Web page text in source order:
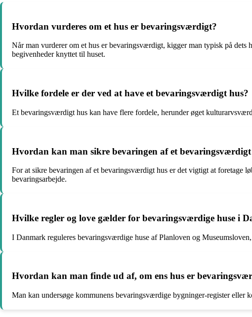
Hvordan vurderes om et hus er bevaringsværdigt?
Når man vurderer om et hus er bevaringsværdigt, kigger man typisk på
begivenheder knyttet til huset.
Hvilke fordele er der ved at have et bevaringsværdigt hus?
Et bevaringsværdigt hus kan have flere fordele, herunder øget
Hvordan kan man sikre bevaringen af et bevaringsværdigt
For at sikre bevaringen af et bevaringsværdigt hus er det vigtigt at foretage
bevaringsarbejde.
Hvilke regler og love gælder for bevaringsværdige huse i
I Danmark reguleres bevaringsværdige huse af Planloven og
Hvordan kan man finde ud af, om ens hus er
Man kan undersøge kommunens bevaringsværdige bygninger-register